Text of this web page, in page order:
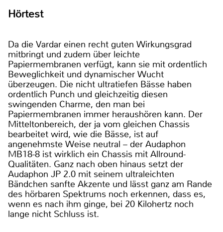
Hörtest
Da die Vardar einen recht guten Wirkungsgrad
mitbringt und zudem über leichte
Papiermembranen verfügt, kann sie mit ordentlich
Beweglichkeit und dynamischer Wucht
überzeugen. Die nicht ultratiefen Bässe haben
ordentlich Punch und gleichzeitig diesen
swingenden Charme, den man bei
Papiermembranen immer heraushören kann. Der
Mitteltonbereich, der ja vom gleichen Chassis
bearbeitet wird, wie die Bässe, ist auf
angenehmste Weise neutral – der Audaphon
MB18-8 ist wirklich ein Chassis mit Allround-
Qualitäten. Ganz nach oben hinaus setzt der
Audaphon JP 2.0 mit seinem ultraleichten
Bändchen sanfte Akzente und lässt ganz am Rande
des hörbaren Spektrums noch erkennen, dass es,
wenn es nach ihm ginge, bei 20 Kilohertz noch
lange nicht Schluss ist.